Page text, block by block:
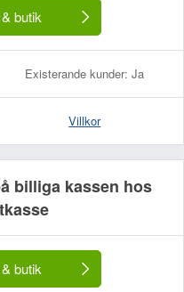
butik
Existerande kunder: Ja
Villkor
billiga kassen hos
butik